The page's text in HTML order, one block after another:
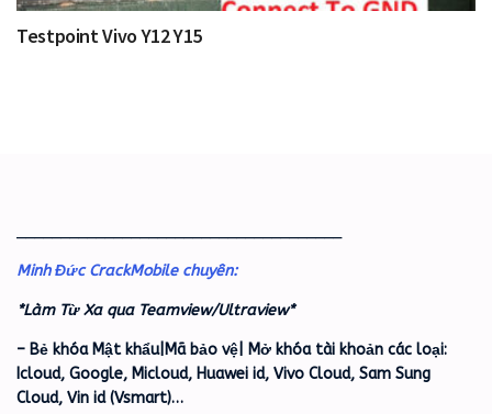
Testpoint Vivo Y12 Y15
Minh Đức CrackMobile chuyên:
*Làm Từ Xa qua Teamview/Ultraview*
– Bẻ khóa Mật khẩu|Mã bảo vệ| Mở khóa tài khoản các loại:
Icloud, Google, Micloud, Huawei id, Vivo Cloud, Sam Sung
Cloud, Vin id (Vsmart)…